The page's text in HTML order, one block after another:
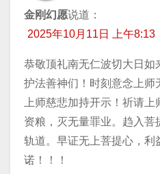
金刚幻愿说道：
2025年10月11日 上午8:13
恭敬顶礼南无仁波切大日如
护法善神们！时刻意念上师
上师慈悲加持开示！祈请
资粮，灭无量罪业。趋入菩
轨道。早证无上菩提心，利
诺！！！